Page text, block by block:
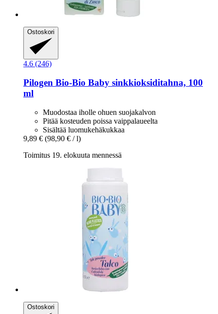
Ostoskori
4.6 (246)
Pilogen Bio-​Bio Baby sinkkioksiditahna, 100
ml
Muodostaa iholle ohuen suojakalvon
Pitää kosteuden poissa vaippalaueelta
Sisältää luomukehäkukkaa
9,89 € (98,90 € / l)
Toimitus 19. elokuuta mennessä
Ostoskori